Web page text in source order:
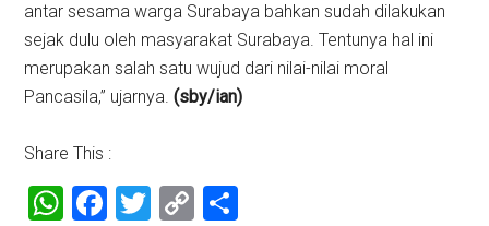
antar sesama warga Surabaya bahkan sudah dilakukan
sejak dulu oleh masyarakat Surabaya. Tentunya hal ini
merupakan salah satu wujud dari nilai-nilai moral
Pancasila,” ujarnya.(sby/ian)
Share This :
WhatsApp
Facebook
Twitter
Copy